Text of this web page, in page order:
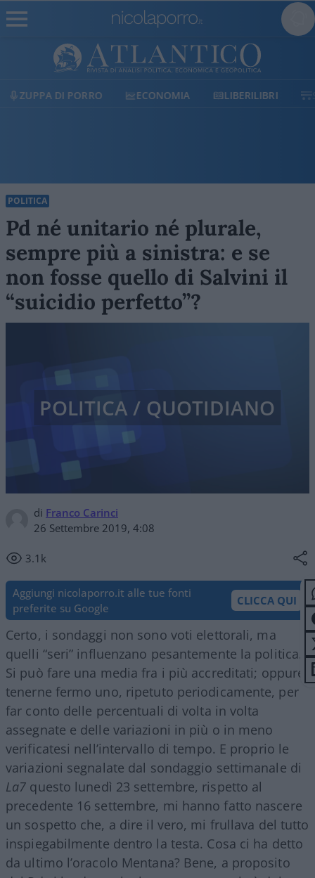
ECONOMIA LIBERILIBRI SHOP SOSTIENICI
POLITICA
Pd né unitario né plurale,
sempre più a sinistra: e se
non fosse quello di Salvini il
“suicidio perfetto”?
di Franco Carinci
26 Settembre 2019, 4:08
3.1k
POLITICA / QUOTIDIANO
Aggiungi nicolaporro.it alle tue fonti
preferite su Google
CLICCA QUI
Certo, i sondaggi non sono voti elettorali, ma
quelli “seri” influenzano pesantemente la politica.
Si può fare una media fra i più accreditati; oppure
tenerne fermo uno, ripetuto periodicamente, per
far conto delle percentuali di volta in volta
assegnate e delle variazioni in più o in meno
verificatesi nell’intervallo di tempo. E proprio le
variazioni segnalate dal sondaggio settimanale di
La7 questo lunedì 23 settembre, rispetto al
precedente 16 settembre, mi hanno fatto nascere
un sospetto che, a dire il vero, mi frullava del tutto
inspiegabilmente dentro la testa. Cosa ci ha detto
da ultimo l’oracolo Mentana? Bene, a proposito